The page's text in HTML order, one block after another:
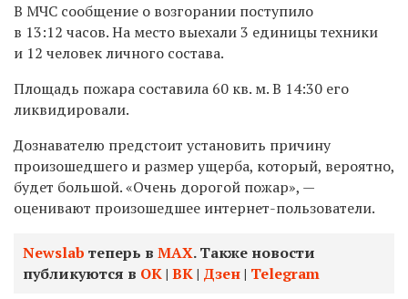
В МЧС сообщение о возгорании поступило
в 13:12 часов. На место выехали3 единицы техники
и 12 человек личного состава.
Площадь пожара составила 60 кв. м. В 14:30 его
ликвидировали.
Дознавателю предстоит установить причину
произошедшего и размер ущерба, который, вероятно,
будет большой. «Очень дорогой пожар», —
оценивают произошедшее интернет-пользователи.
Newslab теперь в МАХ. Также новости
публикуются в ОК| ВК| Дзен| Telegram